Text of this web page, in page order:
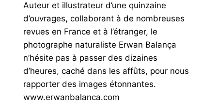
Auteur et illustrateur d’une quinzaine
d’ouvrages, collaborant à de nombreuses
revues en France et à l’étranger, le
photographe naturaliste Erwan Balança
n’hésite pas à passer des dizaines
d’heures, caché dans les affûts, pour nous
rapporter des images étonnantes.
www.erwanbalanca.com